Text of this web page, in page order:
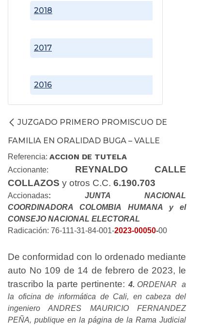
2016
2017
2018
JUZGADO PRIMERO PROMISCUO DE
FAMILIA EN ORALIDAD BUGA – VALLE
Referencia: ACCION DE TUTELA
Accionante: REYNALDO CALLE
COLLAZOS y otros C.C. 6.190.703
Accionadas: JUNTA NACIONAL
COORDINADORA COLOMBIA HUMANA y el
CONSEJO NACIONAL ELECTORAL
Radicación: 76-111-31-84-001-2023-00050-00
De conformidad con lo ordenado mediante
auto No 109 de 14 de febrero de 2023, le
trascribo la parte pertinente: 4. ORDENAR
a
la oficina de informática de Cali, en cabeza del
ingeniero ANDRES MAURICIO FERNANDEZ
PEÑA, publique en la página de la Rama Judicial